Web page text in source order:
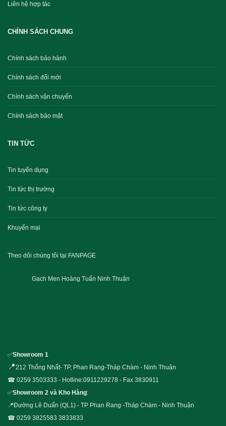
Liên hệ hợp tác
CHÍNH SÁCH CHUNG
Chính sách bảo hành
Chính sách đổi mới
Chính sách vận chuyển
Chính sách bảo mật
TIN TỨC
Tin tuyển dụng
Tin tức thị trường
Tin tức công ty
Khuyến mại
Theo dõi chúng tôi tại FANPAGE
Gạch Men Hoàng Tuấn Ninh Thuận
✅Showroom 1
📍212 Thống Nhất- TP, Phan Rang-Tháp Chàm - Ninh Thuận
☎ 0259 3503333 - Hotline:0911229278 - Fax 3830911
✅Showroom 2 và Kho Hàng:
📍Đường Lê Duẩn (QL1) - TP Phan Rang -Tháp Chàm - Ninh Thuận
☎ 0259 3825583 3833833